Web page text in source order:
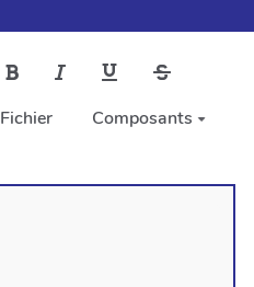
Fichier
Composants